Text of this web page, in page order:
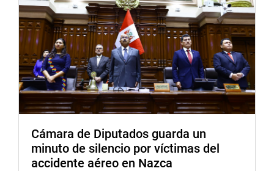
Cámara de Diputados guarda un
minuto de silencio por víctimas del
accidente aéreo en Nazca